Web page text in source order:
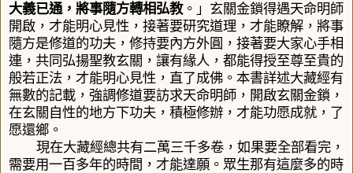
大義已通，將事隨方轉相弘教。」 玄關金鎖得遇天命明師
開啟 ，才能明心見性，接著要研究道理，才能瞭解，將事
隨方是修道的功夫，修持要內方外圓，接著要大家心手相
連，共同弘揚聖教玄關，讓有緣人，都能得授至尊至貴的
般若正法，才能明心見性，直了成佛。本書詳述大藏經有
無數的記載，強調修道要訪求天命明師，開啟玄關金鎖，
在玄關自性的地方下功夫，積極修辦，才能功愿成就，了
愿還鄉。
現在大藏經總共有二萬三千多卷，如果要全部看完，
需要用一百多年的時間，才能達願。眾生那有這麼多的時